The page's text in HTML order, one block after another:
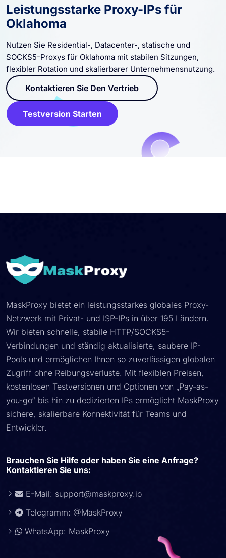
Leistungsstarke Proxy-IPs für
Oklahoma
Nutzen Sie Residential-, Datacenter-, statische und
SOCKS5-Proxys für Oklahoma mit stabilen Sitzungen,
flexibler Rotation und skalierbarer Unternehmensnutzung.
Kontaktieren Sie Den Vertrieb
Testversion Starten
MaskProxy bietet ein leistungsstarkes globales Proxy-
Netzwerk mit Privat- und ISP-IPs in über 195 Ländern.
Wir bieten schnelle, stabile HTTP/SOCKS5-
Verbindungen und ständig aktualisierte, saubere IP-
Pools und ermöglichen Ihnen so zuverlässigen globalen
Zugriff ohne Reibungsverluste. Mit flexiblen Preisen,
kostenlosen Testversionen und Optionen von „Pay-as-
you-go“ bis hin zu dedizierten IPs ermöglicht MaskProxy
sichere, skalierbare Konnektivität für Teams und
Entwickler.
Brauchen Sie Hilfe oder haben Sie eine Anfrage?
Kontaktieren Sie uns:
E-Mail: support@maskproxy.io
Telegramm: @MaskProxy
WhatsApp: MaskProxy